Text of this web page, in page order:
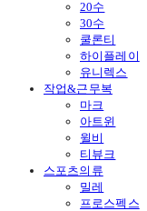
20수
30수
쿨론티
하이플레이
유니렉스
작업&근무복
마크
아트윈
윌비
티뷰크
스포츠의류
밀레
프로스펙스